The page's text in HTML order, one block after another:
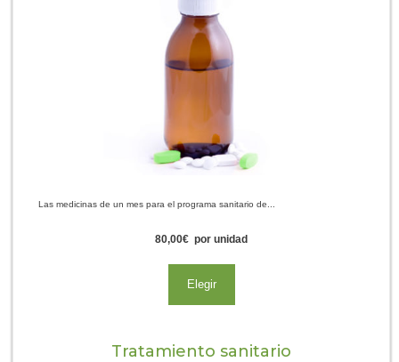
Las medicinas de un mes para el programa sanitario de...
80,00€ por unidad
Elegir
Tratamiento sanitario